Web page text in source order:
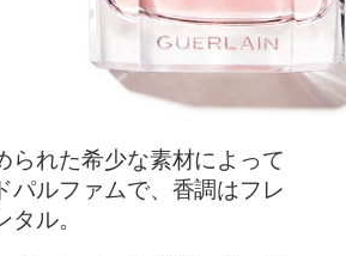
られた希少な素材によって
パルファムで、香調はフレ
ル。